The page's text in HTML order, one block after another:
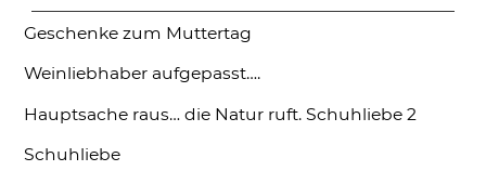
Geschenke zum Muttertag
Weinliebhaber aufgepasst….
Hauptsache raus… die Natur ruft. Schuhliebe 2
Schuhliebe